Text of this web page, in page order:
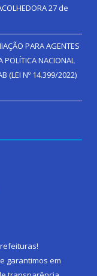
27 de
PARA AGENTES
POLÍTICA NACIONAL
(LEI Nº 14.399/2022)
!
garantimos em